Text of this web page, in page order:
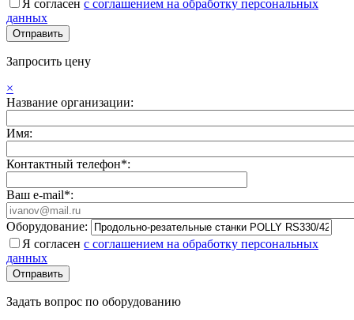
Я согласен с соглашением на обработку персональных
данных
Запросить цену
×
Название организации:
Имя:
Контактный телефон*:
Ваш e-mail*:
Оборудование:
Я согласен с соглашением на обработку персональных
данных
Задать вопрос по оборудованию